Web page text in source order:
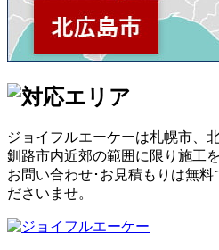
ジョイフルエーケーは札幌市、
釧路市内近郊の範囲に限り施工
お問い合わせ･お見積もりは無料
ださいませ。